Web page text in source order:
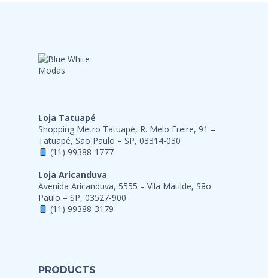
Loja Tatuapé
Shopping Metro Tatuapé, R. Melo Freire, 91 –
Tatuapé, São Paulo – SP, 03314-030
(11) 99388-1777
Loja Aricanduva
Avenida Aricanduva, 5555 – Vila Matilde, São
Paulo – SP, 03527-900
(11) 99388-3179
PRODUCTS